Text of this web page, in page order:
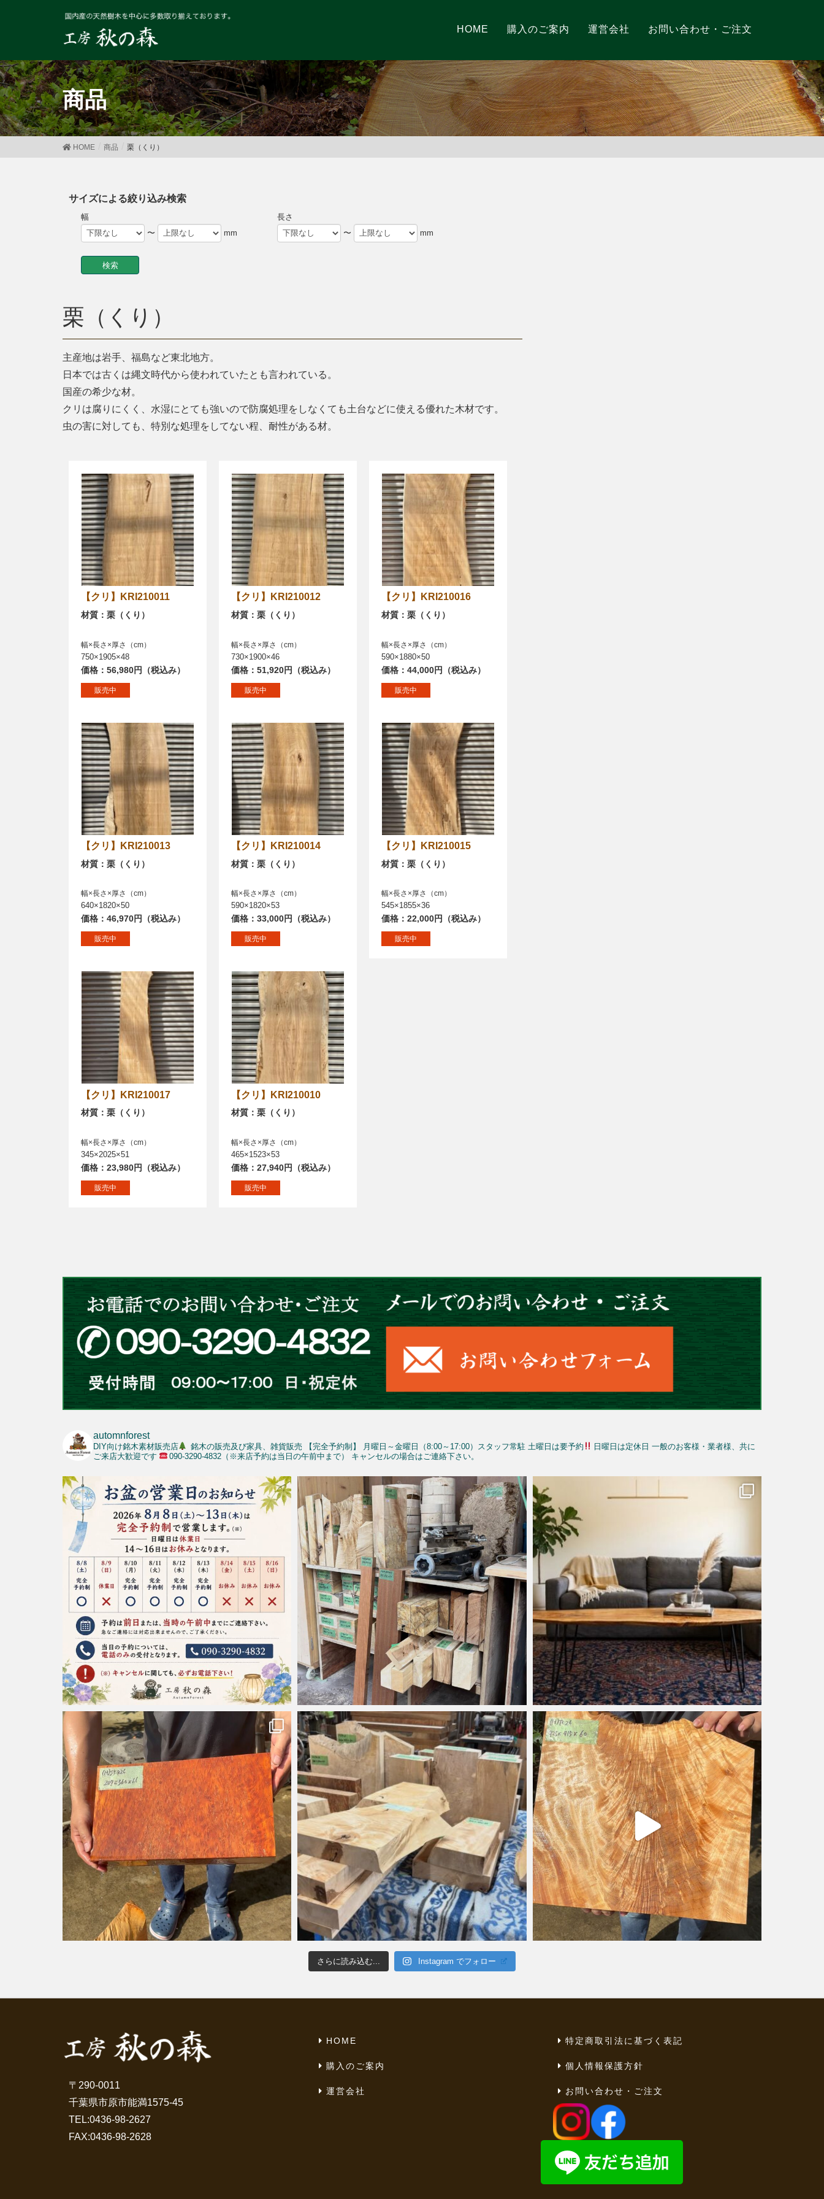
HOME 購入のご案内 運営会社 お問い合わせ・ご注文
商品
HOME 商品 栗（くり）
サイズによる絞り込み検索
幅
〜
mm
長さ
〜
mm
栗（くり）
主産地は岩手、福島など東北地方。
日本では古くは縄文時代から使われていたとも言われている。
国産の希少な材。
クリは腐りにくく、水湿にとても強いので防腐処理をしなくても土台などに使える優れた木材です。
虫の害に対しても、特別な処理をしてない程、耐性がある材。
【クリ】KRI210011
材質：栗（くり）
幅×長さ×厚さ（cm）
750×1905×48
価格：56,980円（税込み）
販売中
【クリ】KRI210012
材質：栗（くり）
幅×長さ×厚さ（cm）
730×1900×46
価格：51,920円（税込み）
販売中
【クリ】KRI210016
材質：栗（くり）
幅×長さ×厚さ（cm）
590×1880×50
価格：44,000円（税込み）
販売中
【クリ】KRI210013
材質：栗（くり）
幅×長さ×厚さ（cm）
640×1820×50
価格：46,970円（税込み）
販売中
【クリ】KRI210014
材質：栗（くり）
幅×長さ×厚さ（cm）
590×1820×53
価格：33,000円（税込み）
販売中
【クリ】KRI210015
材質：栗（くり）
幅×長さ×厚さ（cm）
545×1855×36
価格：22,000円（税込み）
販売中
【クリ】KRI210017
材質：栗（くり）
幅×長さ×厚さ（cm）
345×2025×51
価格：23,980円（税込み）
販売中
【クリ】KRI210010
材質：栗（くり）
幅×長さ×厚さ（cm）
465×1523×53
価格：27,940円（税込み）
販売中
automnforest
DIY向け銘木素材販売店 銘木の販売及び家具、雑貨販売 【完全予約制】 月曜日～金曜日（8:00～17:00）スタッフ常駐 土曜日は要予約 日曜日は定休日 一般のお客様・業者様、共に
ご来店大歓迎です
090-3290-4832（※来店予約は当日の午前中まで） キャンセルの場合はご連絡下さい。
さらに読み込む... Instagram でフォロー
〒290-0011
千葉県市原市能満1575-45
TEL:0436-98-2627
FAX:0436-98-2628
HOME
購入のご案内
運営会社
特定商取引法に基づく表記
個人情報保護方針
お問い合わせ・ご注文